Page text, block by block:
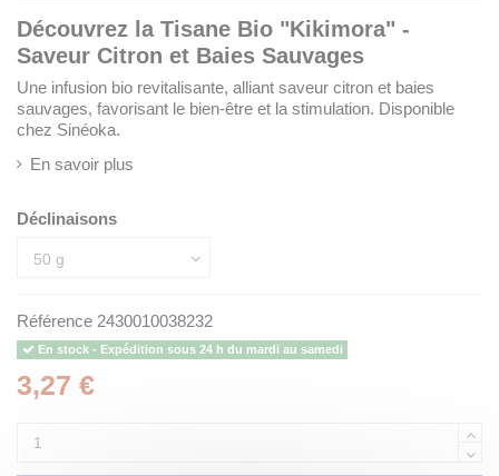
Découvrez la Tisane Bio "Kikimora" -
Saveur Citron et Baies Sauvages
Une infusion bio revitalisante, alliant saveur citron et baies
sauvages, favorisant le bien-être et la stimulation. Disponible
chez Sinéoka.
En savoir plus
Déclinaisons
Référence 2430010038232
En stock - Expédition sous 24 h du mardi au samedi
3,27 €